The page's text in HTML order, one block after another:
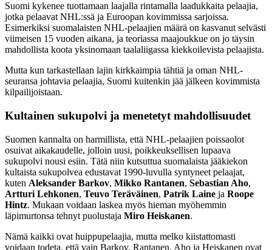
Suomi kykenee tuottamaan laajalla rintamalla laadukkaita pelaajia,
jotka pelaavat NHL:ssä ja Euroopan kovimmissa sarjoissa.
Esimerkiksi suomalaisten NHL-pelaajien määrä on kasvanut selvästi
viimeisen 15 vuoden aikana, ja teoriassa maajoukkue on jo täysin
mahdollista koota yksinomaan taalaliigassa kiekkoilevista pelaajista.
Mutta kun tarkastellaan lajin kirkkaimpia tähtiä ja oman NHL-
seuransa johtavia pelaajia, Suomi kuitenkin jää jälkeen kovimmista
kilpailijoistaan.
Kultainen sukupolvi ja menetetyt mahdollisuudet
Suomen kannalta on harmillista, että NHL-pelaajien poissaolot
osuivat aikakaudelle, jolloin uusi, poikkeuksellisen lupaava
sukupolvi nousi esiin. Tätä niin kutsuttua suomalaista jääkiekon
kultaista sukupolvea edustavat 1990-luvulla syntyneet pelaajat,
kuten Aleksander Barkov, Mikko Rantanen, Sebastian Aho,
Artturi Lehkonen, Teuvo Teräväinen, Patrik Laine ja Roope
Hintz. Mukaan voidaan laskea myös hieman myöhemmin
läpimurtonsa tehnyt puolustaja Miro Heiskanen.
Nämä kaikki ovat huippupelaajia, mutta melko kiistattomasti
voidaan todeta, että vain Barkov, Rantanen, Aho ja Heiskanen ovat